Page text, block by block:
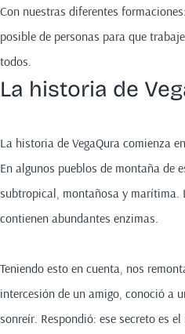
Con nuestras diferentes
posible de personas para que
todos.
La historia de
La historia de VegaQura comienza
En algunos pueblos de montaña de
subtropical, montañosa y marítima.
contienen abundantes enzimas.
Teniendo esto en cuenta, nos
intercesión de un amigo, conoció a
sonreír. Respondió: ese secreto es